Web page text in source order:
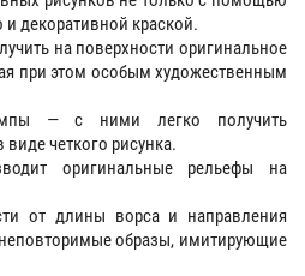
декоративной краской.
на поверхности оригинальное
при этом особым художественным
— с ними легко получить
четкого рисунка.
оригинальные рельефы на
от длины ворса и направления
образы, имитирующие